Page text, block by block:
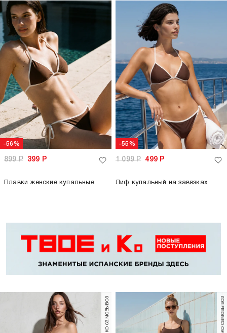
-56%
899Р 399 Р
Плавки женские купальные
-55%
1 099Р 499 Р
Лиф купальный на завязках
только самовывоз только самовывоз